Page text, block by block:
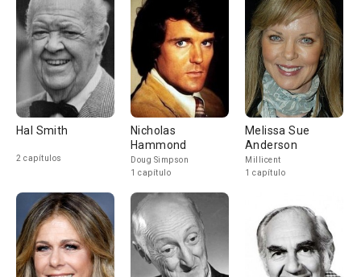
Hal Smith
2 capítulos
Nicholas
Hammond
Doug Simpson
1 capítulo
Melissa Sue
Anderson
Millicent
1 capítulo